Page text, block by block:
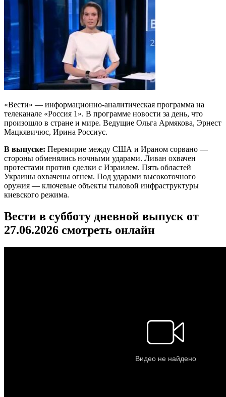
«Вести» — информационно-аналитическая программа на
телеканале «Россия 1». В программе новости за день, что
произошло в стране и мире. Ведущие Ольга Армякова, Эрнест
Мацкявичюс, Ирина Россиус.
В выпуске: Перемирие между США и Ираном сорвано —
стороны обменялись ночными ударами. Ливан охвачен
протестами против сделки с Израилем. Пять областей
Украины охвачены огнем. Под ударами высокоточного
оружия — ключевые объекты тыловой инфраструктуры
киевского режима.
Вести в субботу дневной выпуск от
27.06.2026 смотреть онлайн